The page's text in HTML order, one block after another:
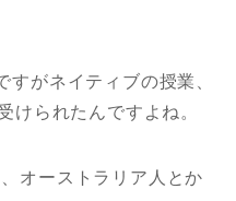
がネイティブの授業、
けられたんですよね。
オーストラリア人とか